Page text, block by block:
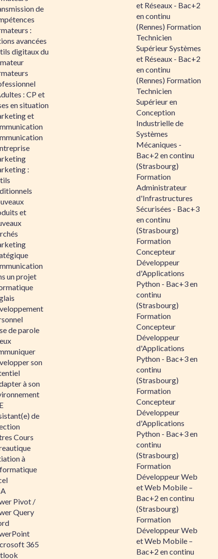
de
:
avancées
digitaux du
: CP et
en situation
et
:
et
un projet
de parole
son
à son
de
Cours
à
Pivot /
Query
365
et Réseaux - Bac+2
en continu
(Rennes) Formation
Technicien
Supérieur Systèmes
et Réseaux - Bac+2
en continu
(Rennes) Formation
Technicien
Supérieur en
Conception
Industrielle de
Systèmes
Mécaniques -
Bac+2 en continu
(Strasbourg)
Formation
Administrateur
d'Infrastructures
Sécurisées - Bac+3
en continu
(Strasbourg)
Formation
Concepteur
Développeur
d'Applications
Python - Bac+3 en
continu
(Strasbourg)
Formation
Concepteur
Développeur
d'Applications
Python - Bac+3 en
continu
(Strasbourg)
Formation
Concepteur
Développeur
d'Applications
Python - Bac+3 en
continu
(Strasbourg)
Formation
Développeur Web
et Web Mobile –
Bac+2 en continu
(Strasbourg)
Formation
Développeur Web
et Web Mobile –
Bac+2 en continu